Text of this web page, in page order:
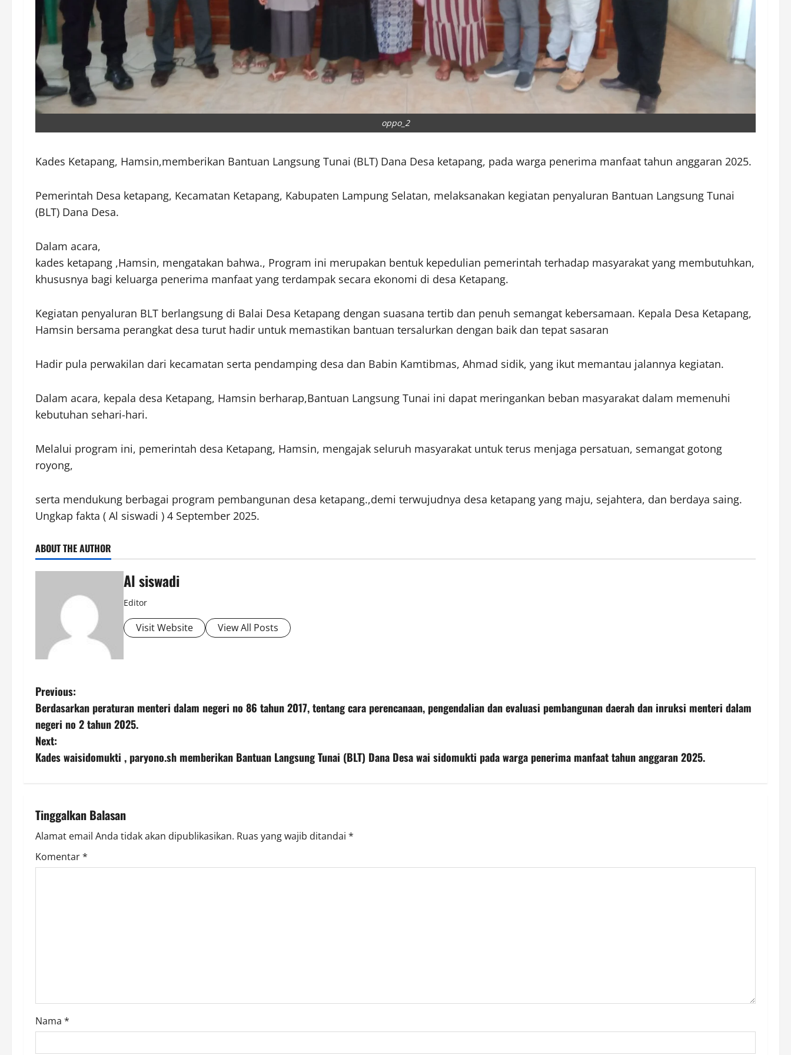
oppo_2
Kades Ketapang, Hamsin,memberikan Bantuan Langsung Tunai (BLT) Dana Desa ketapang, pada warga penerima manfaat tahun anggaran 2025.
Pemerintah Desa ketapang, Kecamatan Ketapang, Kabupaten Lampung Selatan, melaksanakan kegiatan penyaluran Bantuan Langsung Tunai
(BLT) Dana Desa.
Dalam acara,
kades ketapang ,Hamsin, mengatakan bahwa., Program ini merupakan bentuk kepedulian pemerintah terhadap masyarakat yang membutuhkan,
khususnya bagi keluarga penerima manfaat yang terdampak secara ekonomi di desa Ketapang.
Kegiatan penyaluran BLT berlangsung di Balai Desa Ketapang dengan suasana tertib dan penuh semangat kebersamaan. Kepala Desa Ketapang,
Hamsin bersama perangkat desa turut hadir untuk memastikan bantuan tersalurkan dengan baik dan tepat sasaran
Hadir pula perwakilan dari kecamatan serta pendamping desa dan Babin Kamtibmas, Ahmad sidik, yang ikut memantau jalannya kegiatan.
Dalam acara, kepala desa Ketapang, Hamsin berharap,Bantuan Langsung Tunai ini dapat meringankan beban masyarakat dalam memenuhi
kebutuhan sehari-hari.
Melalui program ini, pemerintah desa Ketapang, Hamsin, mengajak seluruh masyarakat untuk terus menjaga persatuan, semangat gotong
royong,
serta mendukung berbagai program pembangunan desa ketapang.,demi terwujudnya desa ketapang yang maju, sejahtera, dan berdaya saing.
Ungkap fakta ( Al siswadi ) 4 September 2025.
ABOUT THE AUTHOR
Al siswadi
Editor
Visit Website View All Posts
P
o
s
t
a
v
i
n
Previous:
Berdasarkan peraturan menteri dalam negeri no 86 tahun 2017, tentang cara perencanaan, pengendalian dan evaluasi pembangunan daerah dan inruksi menteri dalam
negeri no 2 tahun 2025.
Next:
Kades waisidomukti , paryono.sh memberikan Bantuan Langsung Tunai (BLT) Dana Desa wai sidomukti pada warga penerima manfaat tahun anggaran 2025.
Tinggalkan Balasan
Alamat email Anda tidak akan dipublikasikan. Ruas yang wajib ditandai *
Komentar*
Nama *